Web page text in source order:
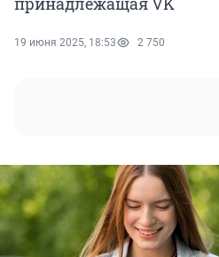
19 июня 2025, 18:53 2 750